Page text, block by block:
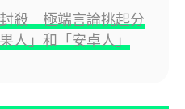
殺 極端言論挑起分
人」和「安卓人」